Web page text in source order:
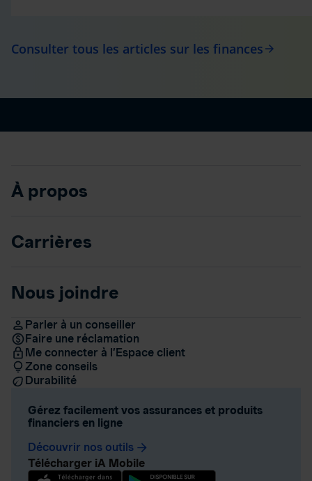
Consulter tous les articles sur les finances arrow_forward
À propos
Carrières
Nous joindre
Parler à un conseiller
Faire une réclamation
Me connecter à l’Espace client
Zone conseils
Durabilité
Gérez facilement vos assurances et produits
financiers en ligne
Découvrir nos outils arrow_forward
Télécharger iA Mobile